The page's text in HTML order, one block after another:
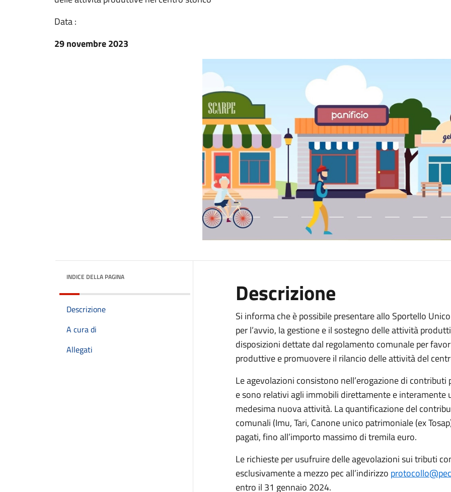
Data :
29 novembre 2023
INDICE DELLA PAGINA
Descrizione
A cura di
Allegati
Descrizione
Si informa che è possibile presentare allo Sportello
per l’avvio, la gestione e il sostegno delle attività
disposizioni dettate dal regolamento comunale per
produttive e promuovere il rilancio delle attività del
Le agevolazioni consistono nell’erogazione di
e sono relativi agli immobili direttamente e interamente
medesima nuova attività. La quantificazione del
comunali (Imu, Tari, Canone unico patrimoniale (ex
pagati, fino all’importo massimo di tremila euro.
Le richieste per usufruire delle agevolazioni sui tributi
esclusivamente a mezzo pec all’indirizzo
entro il 31 gennaio 2024.